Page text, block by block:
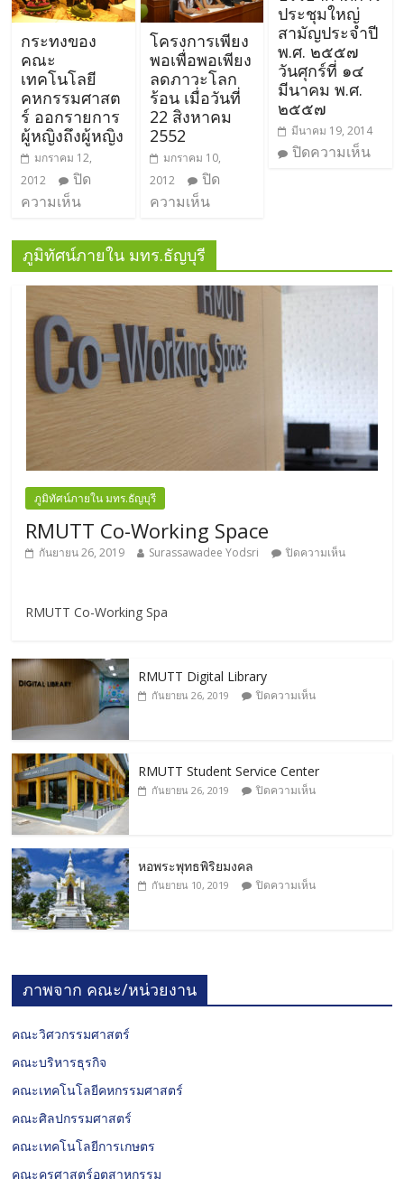
กระทงของ
คณะ
เทคโนโลยี
คหกรรมศาสต
ร์ ออกรายการ
ผู้หญิงถึงผู้หญิง
มกราคม 12,
2012
ปิด
ความเห็น
โครงการเพียง
พอเพื่อพอเพียง
ลดภาวะโลก
ร้อน เมื่อวันที่
22 สิงหาคม
2552
มกราคม 10,
2012
ปิด
ความเห็น
ประชุมใหญ่
สามัญประจำปี
พ.ศ. ๒๕๕๗
วันศุกร์ที่ ๑๔
มีนาคม พ.ศ.
๒๕๕๗
มีนาคม 19, 2014
ปิดความเห็น
ภูมิทัศน์ภายใน มทร.ธัญบุรี
ภูมิทัศน์ภายใน มทร.ธัญบุรี
RMUTT Co-Working Space
กันยายน 26, 2019 Surassawadee Yodsri ปิดความเห็น
RMUTT Co-Working Spa
RMUTT Digital Library
กันยายน 26, 2019 ปิดความเห็น
RMUTT Student Service Center
กันยายน 26, 2019 ปิดความเห็น
หอพระพุทธพิริยมงคล
กันยายน 10, 2019 ปิดความเห็น
ภาพจาก คณะ/หน่วยงาน
คณะวิศวกรรมศาสตร์
คณะบริหารธุรกิจ
คณะเทคโนโลยีคหกรรมศาสตร์
คณะศิลปกรรมศาสตร์
คณะเทคโนโลยีการเกษตร
คณะครุศาสตร์อุตสาหกรรม